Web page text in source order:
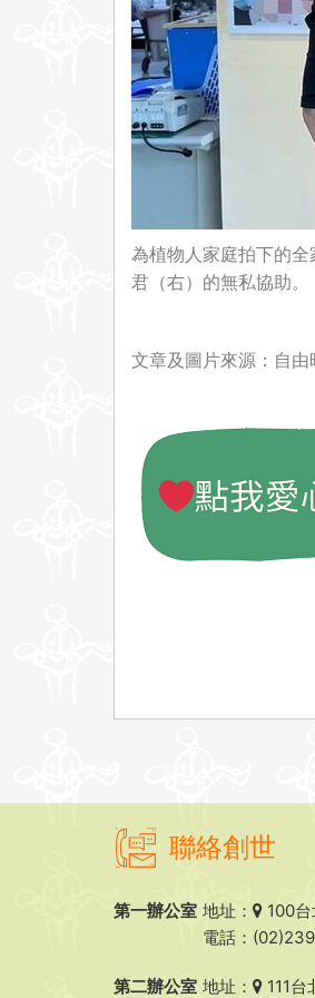
為植物人家庭拍下的
君（右）的無私協助。
文章及圖片來源：自由
聯絡創世
第一辦公室 地址：
100
電話：
第二辦公室 地址： 111